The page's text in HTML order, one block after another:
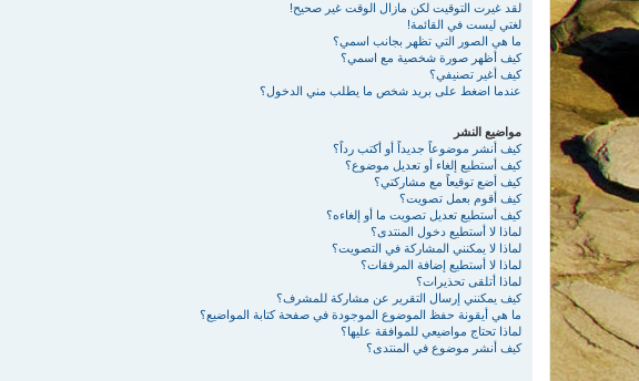
لقد غيرت التوقيت لكن مازال الوقت غير صحيح!
لغتي ليست في القائمة!
ما هي الصور التي تظهر بجانب اسمي؟
كيف أظهر صورة شخصية مع اسمي؟
كيف أغير تصنيفي؟
عندما اضغط على بريد شخص ما يطلب مني الدخول؟
مواضيع النشر
كيف أنشر موضوعاً جديداً أو أكتب رداً؟
كيف أستطيع إلغاء أو تعديل موضوع؟
كيف أضع توقيعاً مع مشاركتي؟
كيف أقوم بعمل تصويت؟
كيف أستطيع تعديل تصويت ما أو إلغاءه؟
لماذا لا أستطيع دخول المنتدى؟
لماذا لا يمكنني المشاركة في التصويت؟
لماذا لا أستطيع إضافة المرفقات؟
لماذا أتلقى تحذيرات؟
كيف يمكنني إرسال التقرير عن مشاركة للمشرف؟
ما هي أيقونة حفظ الموضوع الموجودة في صفحة كتابة المواضيع؟
لماذا تحتاج مواضيعي للموافقة عليها؟
كيف أنشر موضوع في المنتدى؟